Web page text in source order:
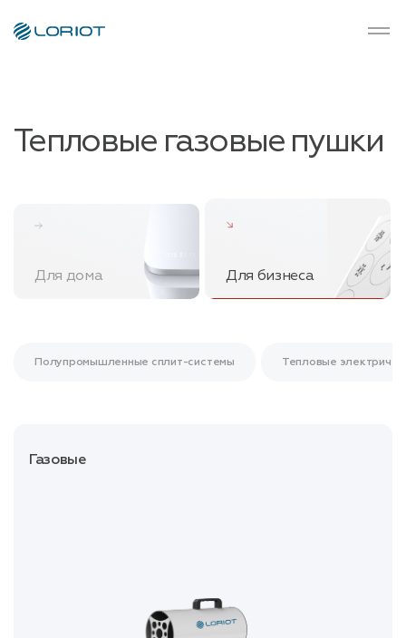
Тепловые газовые пушки
Для дома Для бизнеса
Полупромышленные сплит-системы Тепловые
Газовые